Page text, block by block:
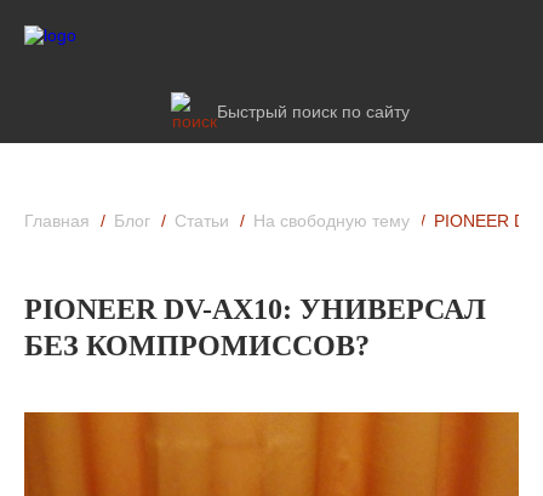
Быстрый поиск по сайту
Главная Блог Статьи На свободную тему PIONEER
PIONEER DV-AX10: УНИВЕРСАЛ
БЕЗ КОМПРОМИССОВ?